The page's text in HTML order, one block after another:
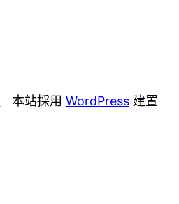
本站採用 WordPress建置